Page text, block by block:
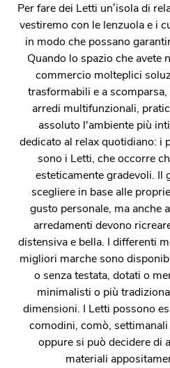
Per fare dei Letti un’isola di
vestiremo con le lenzuola e i
in modo che possano
Quando lo spazio che avete
commercio molteplici
trasformabili e a
arredi multifunzionali,
assoluto l'ambiente più
dedicato al relax quotidiano: i
sono i Letti, che occorre
esteticamente gradevoli. Il
scegliere in base alle
gusto personale, ma anche
arredamenti devono
distensiva e bella. I differenti
migliori marche sono
o senza testata, dotati o
minimalisti o più
dimensioni. I Letti possono
comodini, comò,
oppure si può decidere di
materiali